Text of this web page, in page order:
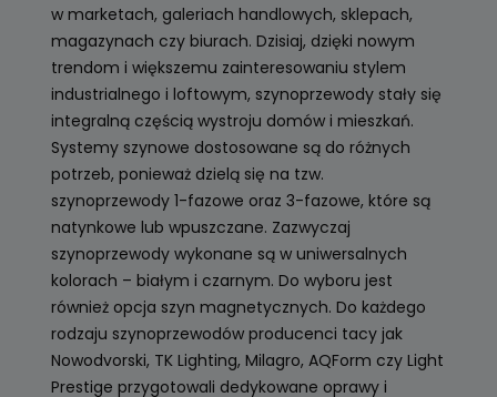
w marketach, galeriach handlowych, sklepach,
magazynach czy biurach. Dzisiaj, dzięki nowym
trendom i większemu zainteresowaniu stylem
industrialnego i loftowym, szynoprzewody stały się
integralną częścią wystroju domów i mieszkań.
Systemy szynowe dostosowane są do różnych
potrzeb, ponieważ dzielą się na tzw.
szynoprzewody 1-fazowe oraz 3-fazowe, które są
natynkowe lub wpuszczane. Zazwyczaj
szynoprzewody wykonane są w uniwersalnych
kolorach – białym i czarnym. Do wyboru jest
również opcja szyn magnetycznych. Do każdego
rodzaju szynoprzewodów producenci tacy jak
Nowodvorski, TK Lighting, Milagro, AQForm czy Light
Prestige przygotowali dedykowane oprawy i